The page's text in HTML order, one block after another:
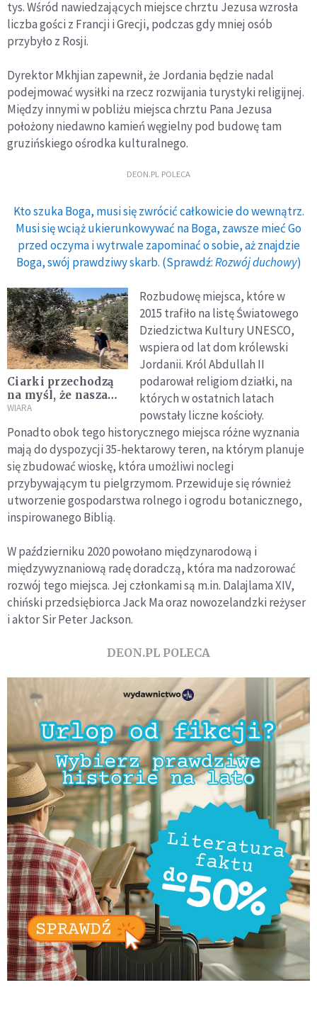
tys. Wśród nawiedzających miejsce chrztu Jezusa wzrosła
liczba gości z Francji i Grecji, podczas gdy mniej osób
przybyło z Rosji.
Dyrektor Mkhjian zapewnił, że Jordania będzie nadal
podejmować wysiłki na rzecz rozwijania turystyki religijnej.
Między innymi w pobliżu miejsca chrztu Pana Jezusa
położony niedawno kamień węgielny pod budowę tam
gruzińskiego ośrodka kulturalnego.
DEON.PL POLECA
Kto szuka Boga, musi się zwrócić całkowicie do wewnątrz.
Musi się wciąż ukierunkowywać na Boga, zawsze mieć Go
przed oczyma i wytrwale zapominać o sobie, aż znajdzie
Boga, swój prawdziwy skarb. (Sprawdź:Rozwój duchowy)
Ciarki przechodzą
na myśl, że nasza
ludzka natura
została, aby
zaistnieć w Bogu
WIARA
Rozbudowę miejsca, które w
2015 trafiło na listę Światowego
Dziedzictwa Kultury UNESCO,
wspiera od lat dom królewski
Jordanii. Król Abdullah II
podarował religiom działki, na
których w ostatnich latach
powstały liczne kościoły.
Ponadto obok tego historycznego miejsca różne wyznania
mają do dyspozycji 35-hektarowy teren, na którym planuje
się zbudować wioskę, która umożliwi noclegi
przybywającym tu pielgrzymom. Przewiduje się również
utworzenie gospodarstwa rolnego i ogrodu botanicznego,
inspirowanego Biblią.
W październiku 2020 powołano międzynarodową i
międzywyznaniową radę doradczą, która ma nadzorować
rozwój tego miejsca. Jej członkami są m.in. Dalajlama XIV,
chiński przedsiębiorca Jack Ma oraz nowozelandzki reżyser
i aktor Sir Peter Jackson.
DEON.PL POLECA